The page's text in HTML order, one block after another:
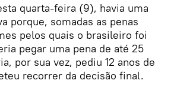
quarta-feira (9), havia uma
porque, somadas as penas
pelos quais o brasileiro foi
pegar uma pena de até 25
por sua vez, pediu 12 anos de
recorrer da decisão final.